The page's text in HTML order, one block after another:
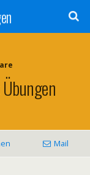
Mail